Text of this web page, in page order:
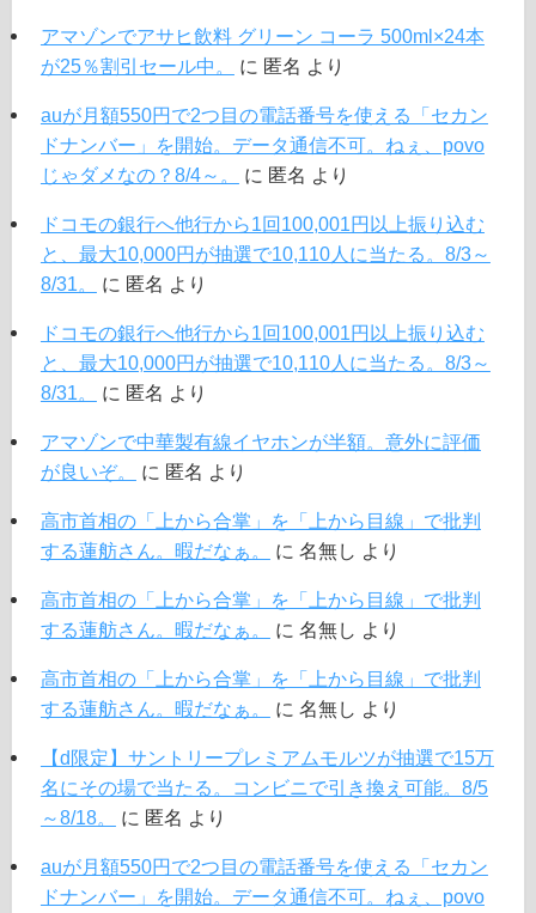
アマゾンでアサヒ飲料 グリーン コーラ 500ml×24本
が25％割引セール中。
に 匿名 より
auが月額550円で2つ目の電話番号を使える「セカン
ドナンバー」を開始。データ通信不可。ねぇ、povo
じゃダメなの？8/4～。
に 匿名 より
ドコモの銀行へ他行から1回100,001円以上振り込む
と、最大10,000円が抽選で10,110人に当たる。8/3～
8/31。
に 匿名 より
ドコモの銀行へ他行から1回100,001円以上振り込む
と、最大10,000円が抽選で10,110人に当たる。8/3～
8/31。
に 匿名 より
アマゾンで中華製有線イヤホンが半額。意外に評価
が良いぞ。
に 匿名 より
高市首相の「上から合掌」を「上から目線」で批判
する蓮舫さん。暇だなぁ。
に 名無し より
高市首相の「上から合掌」を「上から目線」で批判
する蓮舫さん。暇だなぁ。
に 名無し より
高市首相の「上から合掌」を「上から目線」で批判
する蓮舫さん。暇だなぁ。
に 名無し より
【d限定】サントリープレミアムモルツが抽選で15万
名にその場で当たる。コンビニで引き換え可能。8/5
～8/18。
に 匿名 より
auが月額550円で2つ目の電話番号を使える「セカン
ドナンバー」を開始。データ通信不可。ねぇ、povo